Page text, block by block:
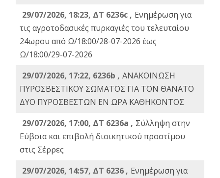
29/07/2026, 18:23, ΔΤ 6236c , Ενημέρωση για
τις αγροτοδασικές πυρκαγιές του τελευταίου
24ωρου από Ω/18:00/28-07-2026 έως
Ω/18:00/29-07-2026
29/07/2026, 17:22, 6236b , ΑΝΑΚΟΙΝΩΣΗ
ΠΥΡΟΣΒΕΣΤΙΚΟΥ ΣΩΜΑΤΟΣ ΓΙΑ ΤΟΝ ΘΑΝΑΤΟ
ΔΥΟ ΠΥΡΟΣΒΕΣΤΩΝ ΕΝ ΩΡΑ ΚΑΘΗΚΟΝΤΟΣ
29/07/2026, 17:00, ΔΤ 6236a , Σύλληψη στην
Εύβοια και επιβολή διοικητικού προστίμου
στις Σέρρες
29/07/2026, 14:57, ΔΤ 6236 , Ενημέρωση για